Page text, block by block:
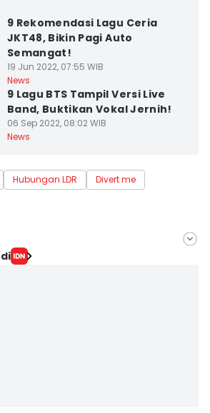
9 Rekomendasi Lagu Ceria
JKT48, Bikin Pagi Auto
Semangat!
19 Jun 2022, 07:55 WIB
News
9 Lagu BTS Tampil Versi Live
Band, Buktikan Vokal Jernih!
06 Sep 2022, 08:02 WIB
News
Hubungan LDR
Divert me